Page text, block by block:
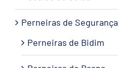
Perneiras de Segurança
Perneiras de Bidim